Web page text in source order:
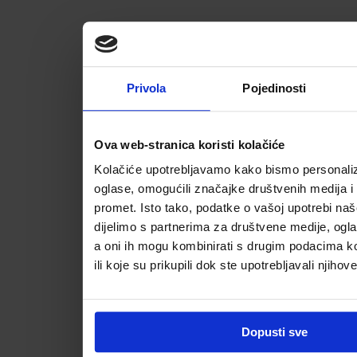
Privola Pojedinosti
Ova web-stranica koristi kolačiće
Kolačiće upotrebljavamo kako bismo
oglase, omogućili značajke društvenih medija i
promet. Isto tako, podatke o vašoj upotrebi
dijelimo s partnerima za društvene medije,
a oni ih mogu kombinirati s drugim podacima
ili koje su prikupili dok ste upotrebljavali
Dopusti sve